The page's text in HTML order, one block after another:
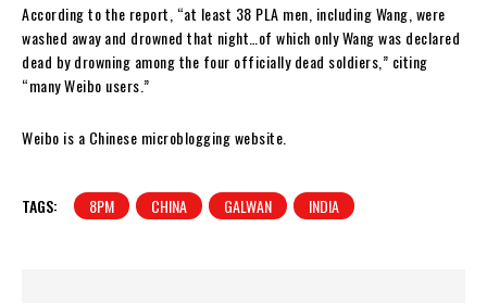
According to the report, “at least 38 PLA men, including Wang, were
washed away and drowned that night…of which only Wang was declared
dead by drowning among the four officially dead soldiers,” citing
“many Weibo users.”
Weibo is a Chinese microblogging website.
TAGS: 8PM CHINA GALWAN INDIA